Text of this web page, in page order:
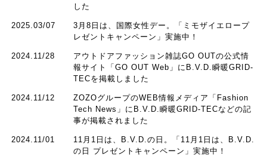
した
2025.03/07
3月8日は、国際女性デー。「ミモザイエロープ
レゼントキャンペーン」実施中！
2024.11/28
アウトドアファッション雑誌GO OUTの公式情
報サイト「GO OUT Web」にB.V.D.瞬暖GRID-
TECを掲載しました
2024.11/12
ZOZOグループのWEB情報メディア「Fashion
Tech News」にB.V.D.瞬暖GRID-TECなどの記
事が掲載されました
2024.11/01
11月1日は、B.V.D.の日。「11月1日は、B.V.D.
の日 プレゼントキャンペーン」実施中！